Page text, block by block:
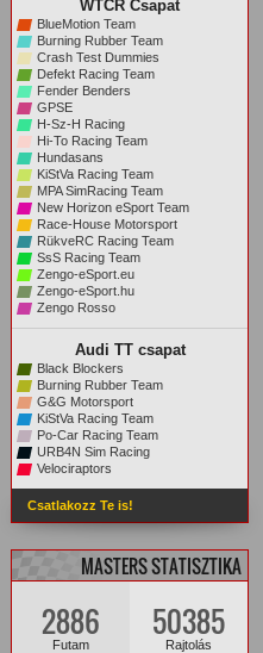
WTCR Csapat
BlueMotion Team
Burning Rubber Team
Crash Test Dummies
Defekt Racing Team
Fender Benders
GPSE
H-Sz-H Racing
Hi-To Racing Team
Hundasans
KiStVa Racing Team
MPA SimRacing Team
New Horizon eSport Team
Race-House Motorsport
RükveRC Racing Team
SsS Racing Team
Zengo-eSport.eu
Zengo-eSport.hu
Zengo Rosso
Audi TT csapat
Black Blockers
Burning Rubber Team
G&G Motorsport
KiStVa Racing Team
Po-Car Racing Team
URB4N Sim Racing
Velociraptors
Csatlakozz Te is!
MASTERS STATISZTIKA
2886
Futam
50385
Rajtolás